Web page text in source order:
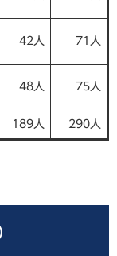
42人 71人
48人 75人
189人 290人